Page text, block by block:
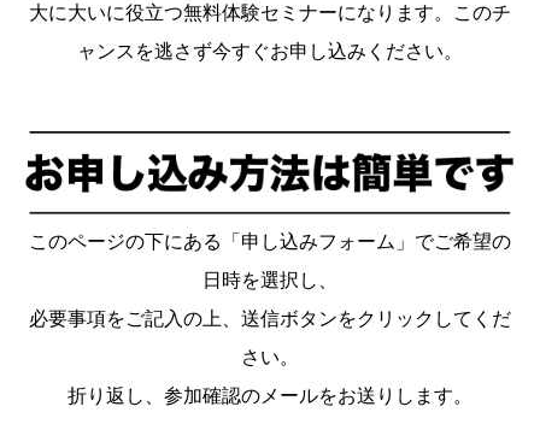
大に大いに役立つ無料体験セミナーになります。このチ
ャンスを逃さず今すぐお申し込みください。
このページの下にある「申し込みフォーム」でご希望の
日時を選択し、
必要事項をご記入の上、送信ボタンをクリックしてくだ
さい。
折り返し、参加確認のメールをお送りします。